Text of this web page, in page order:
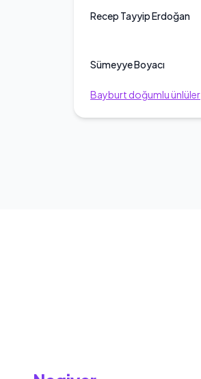
Recep Tayyip Erdoğan
Sümeyye Boyacı
Bayburt doğumlu ünlüler